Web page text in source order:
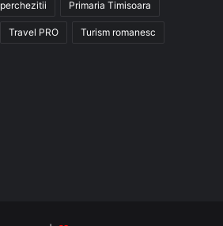
perchezitii Primaria Timisoara
Travel PRO Turism romanesc